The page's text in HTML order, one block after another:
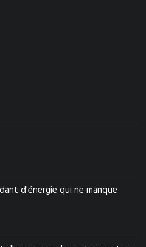
d'énergie qui ne manque